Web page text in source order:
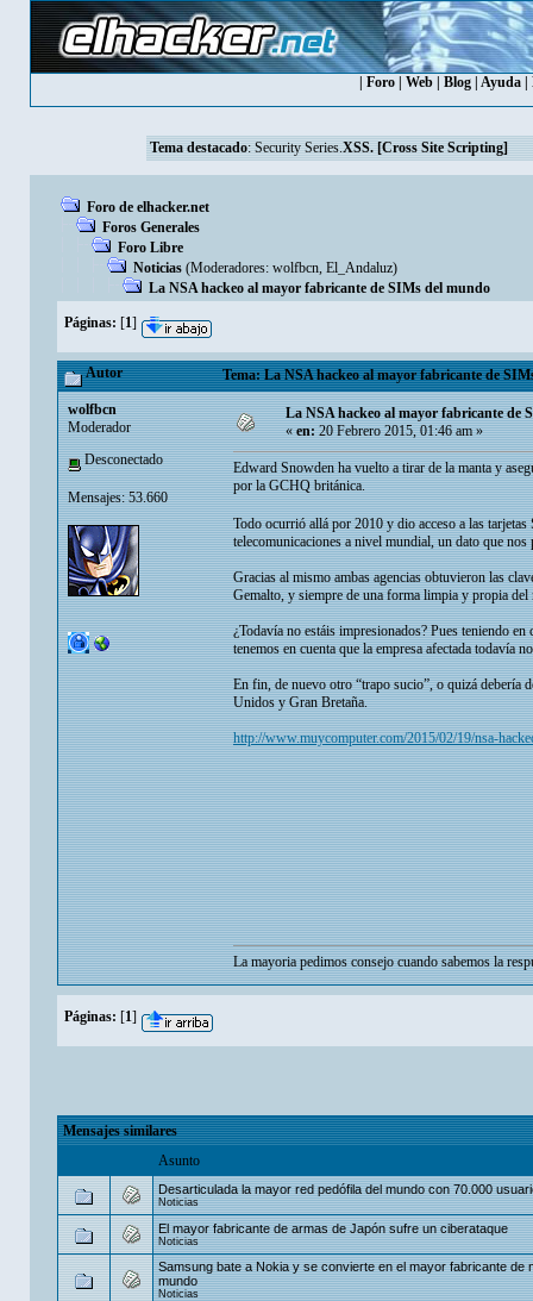
Foro| Web| Blog| Ayuda|
Tema destacado: Security Series.XSS. [Cross Site Scripting]
Foro de elhacker.net
Foros Generales
Foro Libre
Noticias (Moderadores: wolfbcn, El_Andaluz)
La NSA hackeo al mayor fabricante de SIMs del mundo
Páginas: [1]
Autor Tema: La NSA hackeo al mayor fabricante de
wolfbcn
Moderador
Desconectado
Mensajes: 53.660
La NSA hackeo al mayor fabricante de
«en:20 Febrero 2015, 01:46 am »
Edward Snowden ha vuelto a tirar de la manta y
por la GCHQ británica.
Todo ocurrió allá por 2010 y dio acceso a las
telecomunicaciones a nivel mundial, un dato que
Gracias al mismo ambas agencias obtuvieron las
Gemalto, y siempre de una forma limpia y propia del
¿Todavía no estáis impresionados? Pues teniendo
tenemos en cuenta que la empresa afectada todavía
En fin, de nuevo otro “trapo sucio”, o quizá debería
Unidos y Gran Bretaña.
http://www.muycomputer.com/2015/02/19/nsa-
La mayoria pedimos consejo cuando sabemos la
Páginas: [1]
Mensajes similares
Asunto
Desarticulada la mayor red pedófila del mundo con 70.000
Noticias
El mayor fabricante de armas de Japón sufre un ciberataque
Noticias
Samsung bate a Nokia y se convierte en el mayor fabricante de
mundo
Noticias